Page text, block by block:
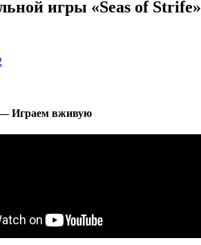
игры «Seas of Strife»
— Играем вживую